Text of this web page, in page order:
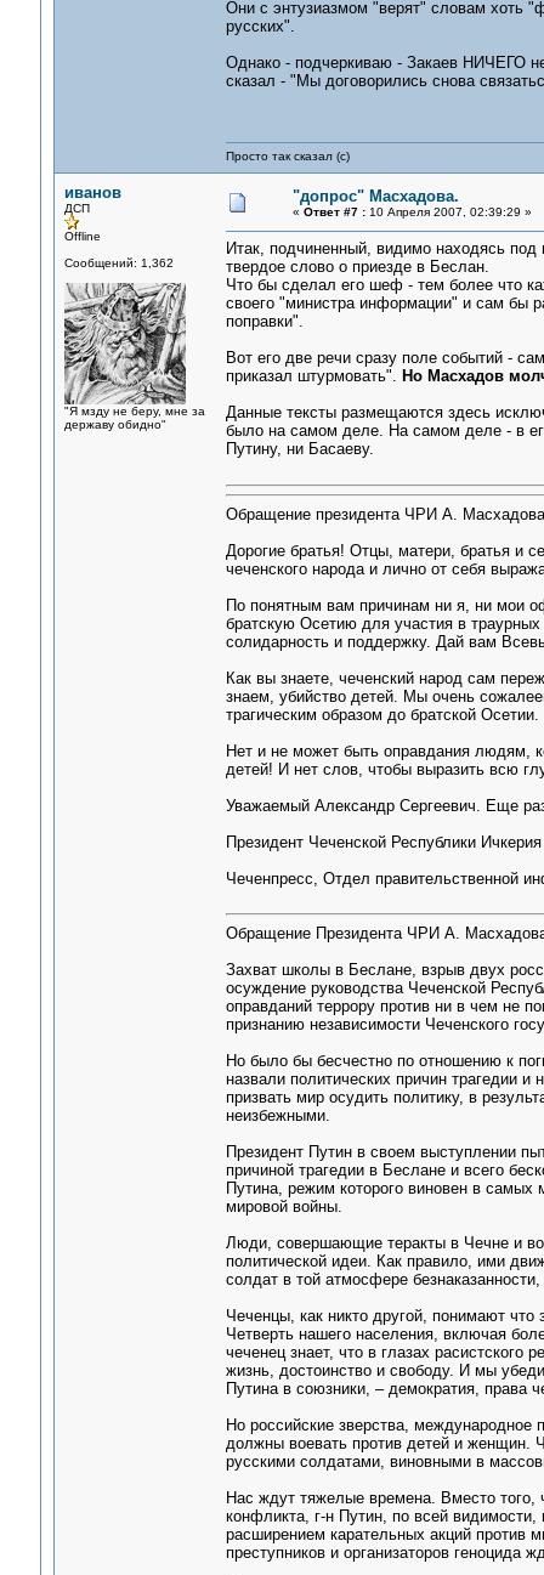
Они с энтузиазмом "верят" словам хоть
русских".
Однако - подчеркиваю - Закаев НИЧЕГО
сказал - "Мы договорились снова
Просто так сказал (с)
иванов
ДСП
Offline
Сообщений: 1,362
"Я мзду не беру, мне за
державу обидно"
"допрос" Масхадова.
« Ответ #7 :10 Апреля 2007, 02:39:29 »
Итак, подчиненный, видимо находясь под
твердое слово о приезде в Беслан.
Что бы сделал его шеф - тем более что
своего "министра информации" и сам бы
поправки".
Вот его две речи сразу поле событий -
приказал штурмовать". Но Масхадов
Данные тексты размещаются здесь
было на самом деле. На самом деле - в
Путину, ни Басаеву.
Обращение президента ЧРИ А.
Дорогие братья! Отцы, матери, братья и
чеченского народа и лично от себя
По понятным вам причинам ни я, ни мои
братскую Осетию для участия в
солидарность и поддержку. Дай вам
Как вы знаете, чеченский народ сам
знаем, убийство детей. Мы очень
трагическим образом до братской Осетии.
Нет и не может быть оправдания людям,
детей! И нет слов, чтобы выразить всю
Уважаемый Александр Сергеевич. Еще
Президент Чеченской Республики
Чеченпресс, Отдел правительственной
Обращение Президента ЧРИ А.
Захват школы в Беслане, взрыв двух
осуждение руководства Чеченской
оправданий террору против ни в чем не
признанию независимости Чеченского
Но было бы бесчестно по отношению к
назвали политических причин трагедии
призвать мир осудить политику, в
неизбежными.
Президент Путин в своем выступлении
причиной трагедии в Беслане и всего
Путина, режим которого виновен в самых
мировой войны.
Люди, совершающие теракты в Чечне и
политической идеи. Как правило, ими
солдат в той атмосфере
Чеченцы, как никто другой, понимают
Четверть нашего населения, включая
чеченец знает, что в глазах
жизнь, достоинство и свободу. И мы
Путина в союзники, – демократия, права
Но российские зверства, международное
должны воевать против детей и женщин.
русскими солдатами, виновными в
Нас ждут тяжелые времена. Вместо того,
конфликта, г-н Путин, по всей
расширением карательных акций против
преступников и организаторов геноцида